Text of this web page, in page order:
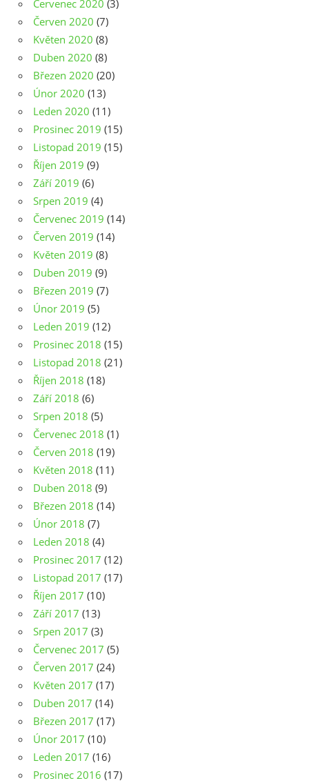
Červenec 2020 (3)
Červen 2020 (7)
Květen 2020 (8)
Duben 2020 (8)
Březen 2020 (20)
Únor 2020 (13)
Leden 2020 (11)
Prosinec 2019 (15)
Listopad 2019 (15)
Říjen 2019 (9)
Září 2019 (6)
Srpen 2019 (4)
Červenec 2019 (14)
Červen 2019 (14)
Květen 2019 (8)
Duben 2019 (9)
Březen 2019 (7)
Únor 2019 (5)
Leden 2019 (12)
Prosinec 2018 (15)
Listopad 2018 (21)
Říjen 2018 (18)
Září 2018 (6)
Srpen 2018 (5)
Červenec 2018 (1)
Červen 2018 (19)
Květen 2018 (11)
Duben 2018 (9)
Březen 2018 (14)
Únor 2018 (7)
Leden 2018 (4)
Prosinec 2017 (12)
Listopad 2017 (17)
Říjen 2017 (10)
Září 2017 (13)
Srpen 2017 (3)
Červenec 2017 (5)
Červen 2017 (24)
Květen 2017 (17)
Duben 2017 (14)
Březen 2017 (17)
Únor 2017 (10)
Leden 2017 (16)
Prosinec 2016 (17)